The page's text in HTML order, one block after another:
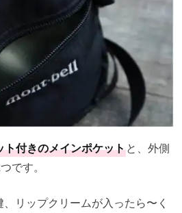
ト付きのメインポケットと、外側
です。
リップクリームが入ったら〜く